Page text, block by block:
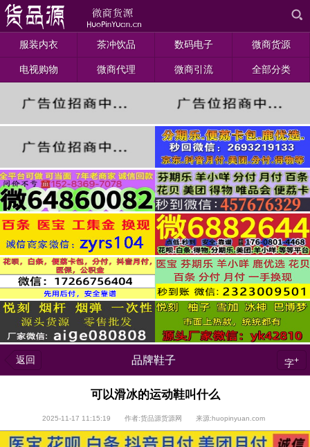
服装内衣 茶冲饮品 数码电子 微商货源
电视购物 微商代理 微商引流 全部分类
返回 品牌鞋子 字+
可以滑冰的运动鞋叫什么
2025-11-17 11:15:19 作者:货品源货源网 来源:huopinyuan.com